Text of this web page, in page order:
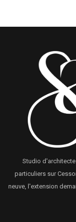
Studio
particuliers sur
neuve, l'extension